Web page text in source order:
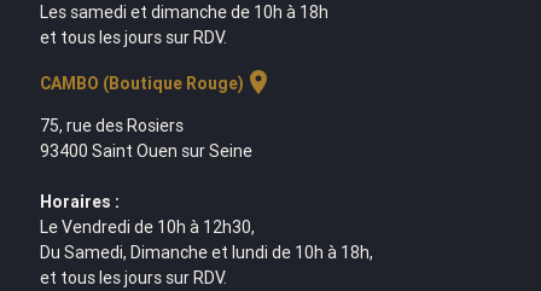
Les samedi et dimanche de 10h à 18h
et tous les jours sur RDV.
CAMBO (Boutique Rouge) location_on
75, rue des Rosiers
93400 Saint Ouen sur Seine
Horaires :
Le Vendredi de 10h à 12h30,
Du Samedi, Dimanche et lundi de 10h à 18h,
et tous les jours sur RDV.